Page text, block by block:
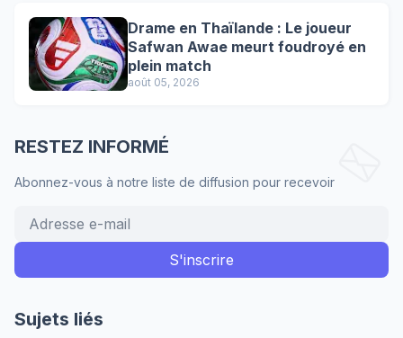
Drame en Thaïlande : Le joueur
Safwan Awae meurt foudroyé en
plein match
août 05, 2026
RESTEZ INFORMÉ
Abonnez-vous à notre liste de diffusion pour recevoir
Sujets liés